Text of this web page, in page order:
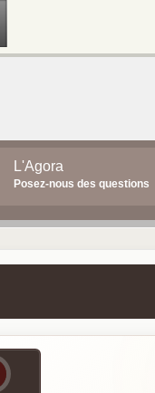
L'Agora
Posez-nous des questions